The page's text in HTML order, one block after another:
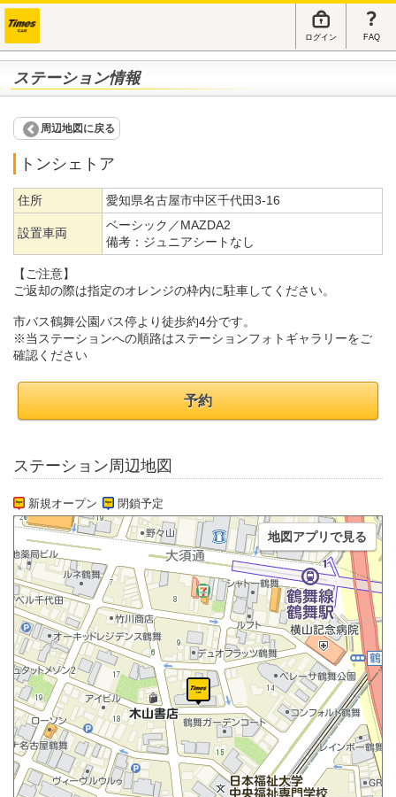
ログイン FAQ
ステーション情報
周辺地図に戻る
トンシェトア
住所 愛知県名古屋市中区千代田3-16
設置車両
ベーシック／MAZDA2
備考： ジュニアシートなし
【ご注意】
ご返却の際は指定のオレンジの枠内に駐車してください。
市バス鶴舞公園バス停より徒歩約4分です。
※当ステーションへの順路はステーションフォトギャラリーをご
確認ください
予約
ステーション周辺地図
新規オープン 閉鎖予定
地図アプリで見る